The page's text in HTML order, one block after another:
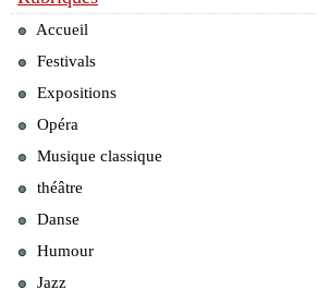
Accueil
Festivals
Expositions
Opéra
Musique classique
théâtre
Danse
Humour
Jazz